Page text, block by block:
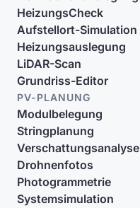
HeizungsCheck
Aufstellort-Simulation
Heizungsauslegung
LiDAR-Scan
Grundriss-Editor
PV-PLANUNG
Modulbelegung
Stringplanung
Verschattungsanalyse
Drohnenfotos
Photogrammetrie
Systemsimulation